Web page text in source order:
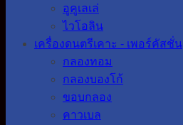
อูคูเลเล่
ไวโอลิน
เครื่องดนตรีเคาะ - เพอร์คัสชั่น
กลองทอม
กลองบองโก้
ขอบกลอง
คาวเบล